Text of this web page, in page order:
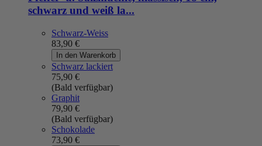
schwarz und weiß la...
Schwarz-Weiss
83,90 €
In den Warenkorb
Schwarz lackiert
75,90 €
(Bald verfügbar)
Graphit
79,90 €
(Bald verfügbar)
Schokolade
73,90 €